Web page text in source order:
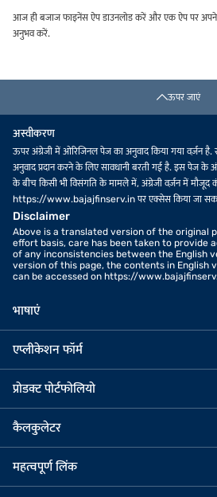
आज ही बजाज फाइनेंस ऐप डाउनलोड करें और एक ऐप पर
अनुभव करें.
ऊपर जाएं
अस्वीकरण
ऊपर अंग्रेजी में ओरिजिनल पेज का अनुवाद किया गया वर्ज़न
अनुवाद प्रदान करने के लिए सावधानी बरती गई है. इस पेज के
के बीच किसी भी विसंगति के मामले में, अंग्रेजी वर्ज़न में मौजूद
https://www.bajajfinserv.in पर एक्सेस किया जा
Disclaimer
Above is a translated version of the original
effort basis, care has been taken to provide
of any inconsistencies between the English
version of this page, the contents in English
can be accessed on https://
भाषाएं
एप्लीकेशन फॉर्म
प्रोडक्ट पोर्टफोलियो
कैलकुलेटर
महत्वपूर्ण लिंक